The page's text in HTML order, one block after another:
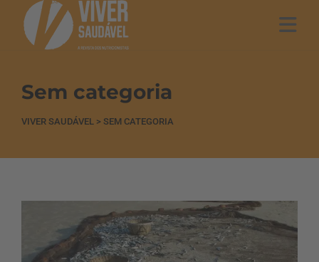
Sem categoria
VIVER SAUDÁVEL > SEM CATEGORIA